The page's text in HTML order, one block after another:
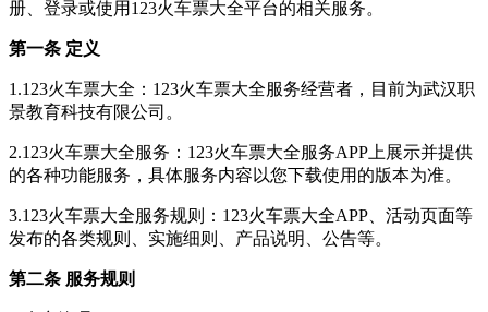
册、登录或使用123火车票大全平台的相关服务。
第一条 定义
1.123火车票大全：123火车票大全服务经营者，目前为武汉职
景教育科技有限公司。
2.123火车票大全服务：123火车票大全服务APP上展示并提供
的各种功能服务，具体服务内容以您下载使用的版本为准。
3.123火车票大全服务规则：123火车票大全APP、活动页面等
发布的各类规则、实施细则、产品说明、公告等。
第二条 服务规则